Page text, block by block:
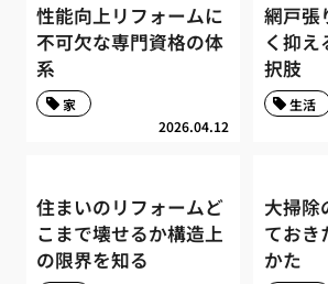
性能向上リフォームに
不可欠な専門資格の体
系
2026.04.12
家
網戸張
く抑
択肢
生活
住まいのリフォームど
こまで壊せるか構造上
の限界を知る
大掃除
ておき
かた